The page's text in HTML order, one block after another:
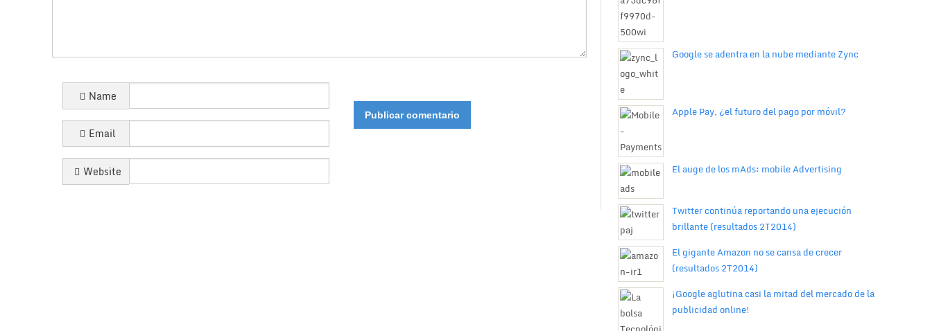
Name
Email
Website
Google se adentra en la nube mediante Zync
Apple Pay, ¿el futuro del pago por móvil?
El auge de los mAds: mobile Advertising
Twitter continúa reportando una ejecución
brillante (resultados 2T2014)
El gigante Amazon no se cansa de crecer
(resultados 2T2014)
¡Google aglutina casi la mitad del mercado de la
publicidad online!